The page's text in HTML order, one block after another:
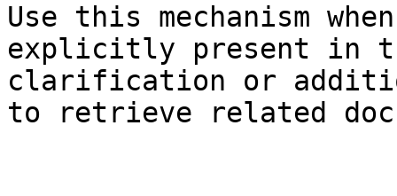
Use this mechanism
explicitly present in
clarification or